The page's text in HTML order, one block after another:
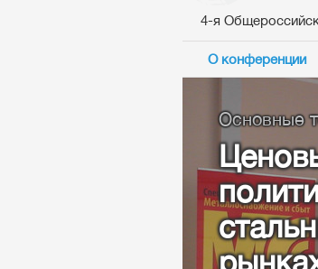
4-я
О конференции
Основные темы
Ценовые
политика
стальных
рынках